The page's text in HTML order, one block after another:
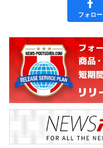
フォロー